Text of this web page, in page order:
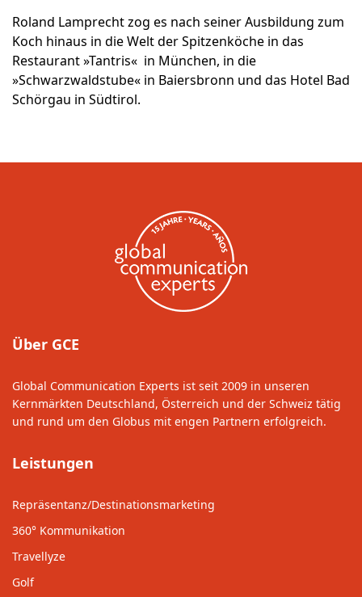
Roland Lamprecht zog es nach seiner Ausbildung zum
Koch hinaus in die Welt der Spitzenköche in das
Restaurant »Tantris« in München, in die
»Schwarzwaldstube« in Baiersbronn und das Hotel Bad
Schörgau in Südtirol.
Über GCE
Global Communication Experts ist seit 2009 in unseren
Kernmärkten Deutschland, Österreich und der Schweiz tätig
und rund um den Globus mit engen Partnern erfolgreich.
Leistungen
Repräsentanz/Destinationsmarketing
360° Kommunikation
Travellyze
Golf